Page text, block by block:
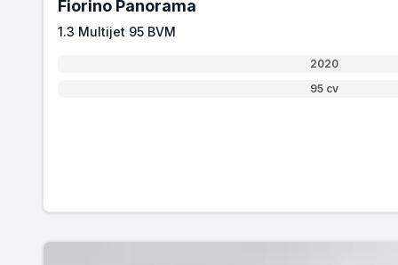
Fiorino Panorama
1.3 Multijet 95 BVM
2020
95 cv